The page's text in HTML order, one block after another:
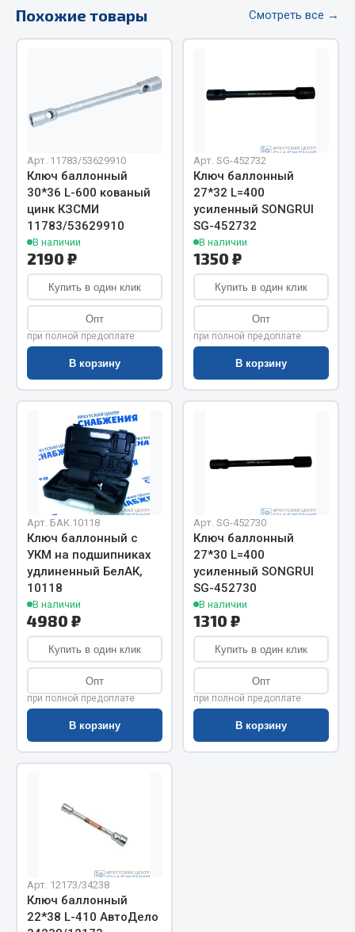
Весь раздел
РТИ
Кольца уплотнительные
Лента конвейерная
Манжеты
Паронит
Патрубки
Прокладки
Рукава высокого давления
Весь раздел
Автомобильная электрика
Автолампы
Блоки реле и предохранителей
Вилки нагрузочные
Выключатели и переключатели клавишные
Выключатели кнопочные
Выключатель массы
Изолента
Показать ещё
Весь раздел
Запчасти на полуприцепы
Амортизаторы для полуприцепов
Весь раздел
Двигатель
Система питания
Похожие товары Смотреть все →
Арт. 11783/53629910
Ключ баллонный
30*36 L-600 кованый
цинк КЗСМИ
11783/53629910
В наличии
2190 ₽
Купить в один клик
Опт
при полной предоплате
В корзину
Арт. SG-452732
Ключ баллонный
27*32 L=400
усиленный SONGRUI
SG-452732
В наличии
1350 ₽
Купить в один клик
Опт
при полной предоплате
В корзину
Арт. БАК.10118
Ключ баллонный с
УКМ на подшипниках
удлиненный БелАК,
10118
В наличии
4980 ₽
Купить в один клик
Опт
при полной предоплате
В корзину
Арт. SG-452730
Ключ баллонный
27*30 L=400
усиленный SONGRUI
SG-452730
В наличии
1310 ₽
Купить в один клик
Опт
при полной предоплате
В корзину
Арт. 12173/34238
Ключ баллонный
22*38 L-410 АвтоДело